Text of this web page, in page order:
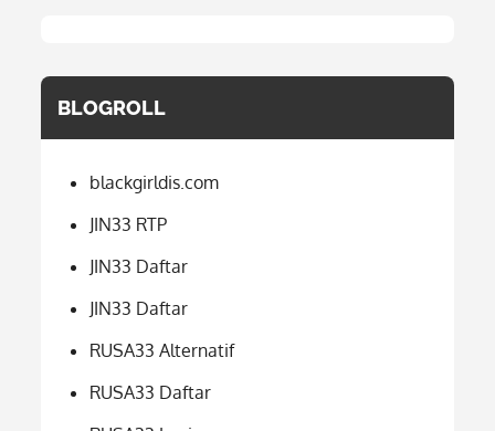
BLOGROLL
blackgirldis.com
JIN33 RTP
JIN33 Daftar
JIN33 Daftar
RUSA33 Alternatif
RUSA33 Daftar